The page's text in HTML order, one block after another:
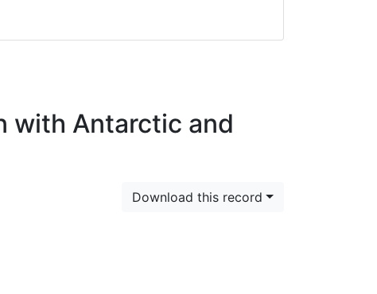
with Antarctic and
Download this record